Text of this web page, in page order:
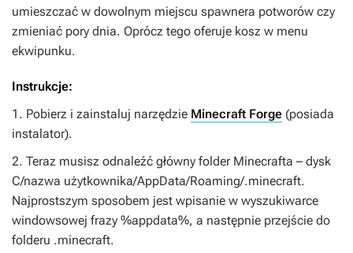
umieszczać w dowolnym miejscu spawnera potworów czy
zmieniać pory dnia. Oprócz tego oferuje kosz w menu
ekwipunku.
Instrukcje:
1. Pobierz i zainstaluj narzędzie Minecraft Forge (posiada
instalator).
2. Teraz musisz odnaleźć główny folder Minecrafta – dysk
C/nazwa użytkownika/AppData/Roaming/.minecraft.
Najprostszym sposobem jest wpisanie w wyszukiwarce
windowsowej frazy %appdata%, a następnie przejście do
folderu .minecraft.